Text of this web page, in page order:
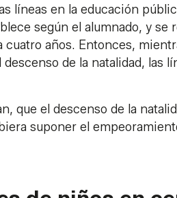
líneas en la educación
según el alumnado, y se
cuatro años. Entonces,
descenso de la natalidad, las
que el descenso de la
suponer el